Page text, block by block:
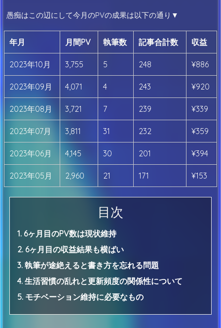
愚痴はこの辺にして今月のPVの成果は以下の通り▼
年月 月間PV 執筆数 記事合計数 収益
2023年10月 3,755 5 248 ¥886
2023年09月 4,071 4 243 ¥920
2023年08月 3,721 7 239 ¥339
2023年07月 3,811 31 232 ¥359
2023年06月 4,145 30 201 ¥394
2023年05月 2,960 21 171 ¥153
目次
1. 6ヶ月目のPV数は現状維持
2. 6ヶ月目の収益結果も横ばい
3. 執筆が途絶えると書き方を忘れる問題
4. 生活習慣の乱れと更新頻度の関係性について
5. モチベーション維持に必要なもの